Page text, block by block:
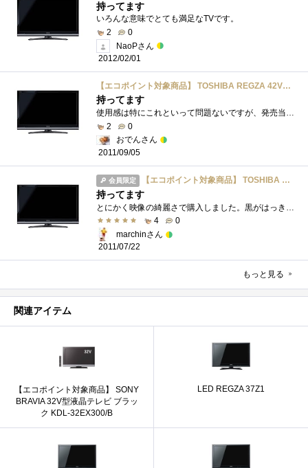
持ってます
いろんな意味でとても満足なTVです。
2
0
NaoPさん
2012/02/01
【エコポイント対象商品】 TOSHIBA REGZA 42V型 地上・BS・110度CSデジタルフルハイビジョン液晶テレビ 42Z8000
持ってます
使用感は特にこれといって問題ないですが、発売当時のラインナップをみると、この機種が評判よかったので購入したと思います。今となっては�...
2
0
おでんさん
2011/09/05
会員限定 【エコポイント対象商品】 TOSHIBA REGZA 42V型 地上・BS・110度CSデジタルフルハイビジョン液晶テレビ 42Z8000
持ってます
4
0
marchinさん
2011/07/22
もっと見る
関連アイテム
【エコポイント対象商品】 SONY
BRAVIA 32V型液晶テレビ ブラッ
ク KDL-32EX300/B
LED REGZA 37Z1